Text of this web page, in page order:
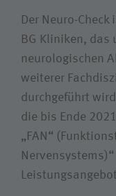
Leistungen
Über uns
Karriere
Wie können wir
Der Neuro-
BG Kliniken, das
neurologischen
weiterer
durchgeführt
die bis Ende
„FAN“